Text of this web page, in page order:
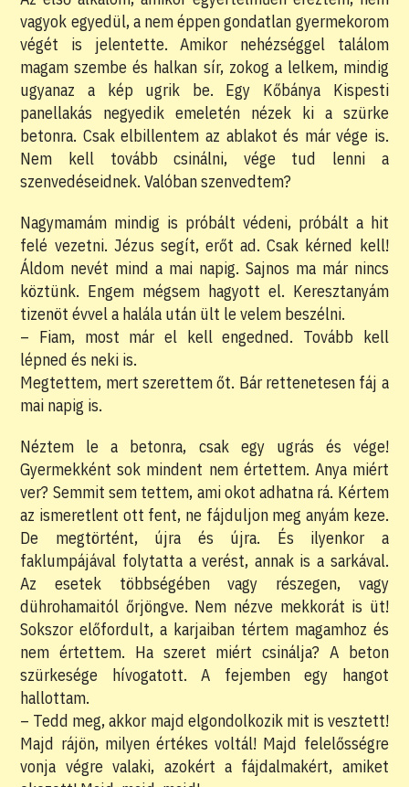
vagyok egyedül, a nem éppen gondatlan gyermekorom
végét is jelentette. Amikor nehézséggel találom
magam szembe és halkan sír, zokog a lelkem, mindig
ugyanaz a kép ugrik be. Egy Kőbánya Kispesti
panellakás negyedik emeletén nézek ki a szürke
betonra. Csak elbillentem az ablakot és már vége is.
Nem kell tovább csinálni, vége tud lenni a
szenvedéseidnek. Valóban szenvedtem?
Nagymamám mindig is próbált védeni, próbált a hit
felé vezetni. Jézus segít, erőt ad. Csak kérned kell!
Áldom nevét mind a mai napig. Sajnos ma már nincs
köztünk. Engem mégsem hagyott el. Keresztanyám
tizenöt évvel a halála után ült le velem beszélni.
– Fiam, most már el kell engedned. Tovább kell
lépned és neki is.
Megtettem, mert szerettem őt. Bár rettenetesen fáj a
mai napig is.
Néztem le a betonra, csak egy ugrás és vége!
Gyermekként sok mindent nem értettem. Anya miért
ver? Semmit sem tettem, ami okot adhatna rá. Kértem
az ismeretlent ott fent, ne fájduljon meg anyám keze.
De megtörtént, újra és újra. És ilyenkor a
faklumpájával folytatta a verést, annak is a sarkával.
Az esetek többségében vagy részegen, vagy
dührohamaitól őrjöngve. Nem nézve mekkorát is üt!
Sokszor előfordult, a karjaiban tértem magamhoz és
nem értettem. Ha szeret miért csinálja? A beton
szürkesége hívogatott. A fejemben egy hangot
hallottam.
– Tedd meg, akkor majd elgondolkozik mit is vesztett!
Majd rájön, milyen értékes voltál! Majd felelősségre
vonja végre valaki, azokért a fájdalmakért, amiket